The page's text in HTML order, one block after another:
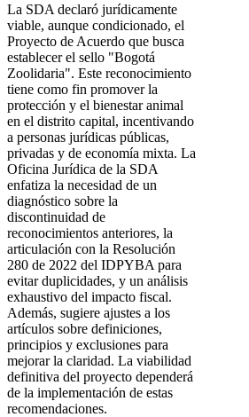
La SDA declaró jurídicamente
viable, aunque condicionado, el
Proyecto de Acuerdo que busca
establecer el sello "Bogotá
Zoolidaria". Este reconocimiento
tiene como fin promover la
protección y el bienestar animal
en el distrito capital, incentivando
a personas jurídicas públicas,
privadas y de economía mixta. La
Oficina Jurídica de la SDA
enfatiza la necesidad de un
diagnóstico sobre la
discontinuidad de
reconocimientos anteriores, la
articulación con la Resolución
280 de 2022 del IDPYBA para
evitar duplicidades, y un análisis
exhaustivo del impacto fiscal.
Además, sugiere ajustes a los
artículos sobre definiciones,
principios y exclusiones para
mejorar la claridad. La viabilidad
definitiva del proyecto dependerá
de la implementación de estas
recomendaciones.